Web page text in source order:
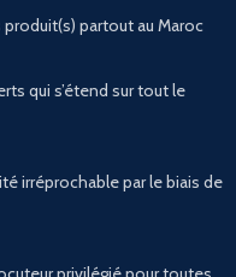
partout au Maroc
qui s’étend sur tout le
irréprochable par le biais de